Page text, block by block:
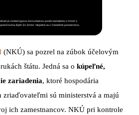
(NKÚ) sa pozrel na zúbok účelovým
štátu. Jedná sa o kúpeľné,
zariadenia, ktoré hospodária
sú ministerstvá a majú
ich zamestnancov. NKÚ pri kontrole